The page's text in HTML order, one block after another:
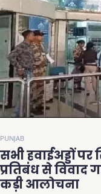
PUNJAB
सभी हवाईअड्डों
प्रतिबंध से विवाद
कड़ी आलोचना